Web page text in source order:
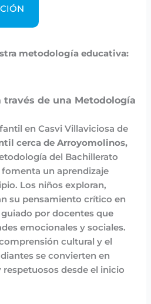
metodología educativa:
través de una Metodología
en Casvi Villaviciosa de
cerca de Arroyomolinos,
del Bachillerato
un aprendizaje
Los niños exploran,
su pensamiento crítico en
por docentes que
emocionales y sociales.
cultural y el
se convierten en
desde el inicio